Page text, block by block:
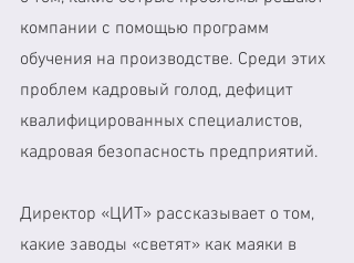
компании с помощью программ
обучения на производстве. Среди этих
проблем кадровый голод, дефицит
квалифицированных специалистов,
кадровая безопасность предприятий.
Директор «ЦИТ» рассказывает о том,
какие заводы «светят» как маяки в